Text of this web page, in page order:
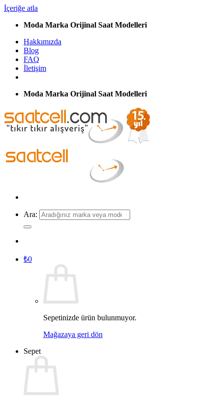
İçeriğe atla
Moda Marka Orijinal Saat Modelleri
Hakkımızda
Blog
FAQ
İletişim
Moda Marka Orijinal Saat Modelleri
Ara:
₺0
Sepetinizde ürün bulunmuyor.
Mağazaya geri dön
Sepet